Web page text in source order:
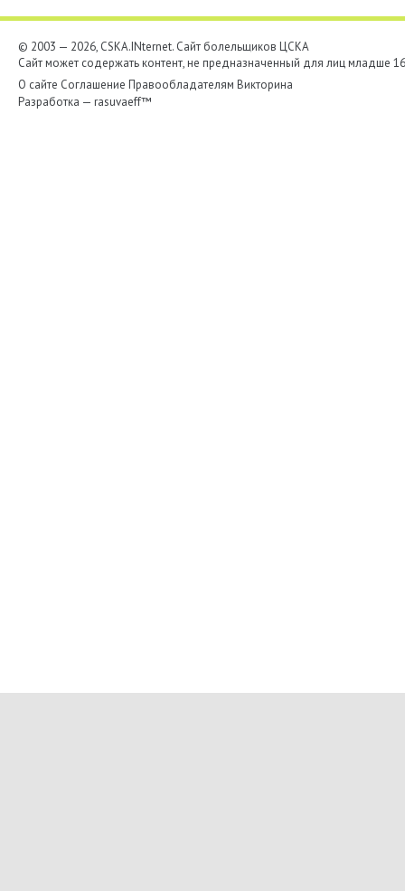
© 2003 — 2026, CSKA.INternet. Cайт болельщиков ЦСКА
Сайт может содержать контент, не предназначенный для лиц младше
О сайте Соглашение Правообладателям Викторина
Разработка — rasuvaeff™